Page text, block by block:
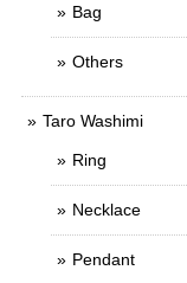
Bag
Others
Taro Washimi
Ring
Necklace
Pendant